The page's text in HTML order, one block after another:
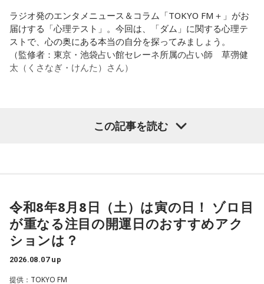
遠山：自分自身の内面をすごく辿って探っている曲ですよ
ね？
ほのか：はい。私は「自分自身を分かってみたい」という気
音楽体験とすごくつながっていて。
「あ、自分もバンドできるんだ」みたいな、そういうときの
ワクワク感のようなものが、いろんな不安や葛藤を飛び越え
ます。歌詞は自分と向き合っている部分も結構あるんですけ
ど、音像がかなり爽やかなので、そういうものを飛び越えて
と言っているんです。昔から「健全な身体に健全な精神宿
る」って言いますでしょう？
それは、例えばご病気の方とかはダメだとか、そういう風に
差別しているわけではなくてね。私達、コンディションが良
やっぱり、この世に生きている限りは、フィジカルなことっ
原。さらに、日常生活におけるコンディションづくりの重要
性を語ります。
江原：やっぱり、集中力が欠けちゃうしね。だからご飯を食
べて、新しいお家を建てればまたよく寝られたりすると思う
ラジオ発のエンタメニュース＆コラム「TOKYO FM＋」がお
届けする「心理テスト」。今回は、「ダム」に関する心理テ
ストで、心の奥にある本当の自分を探ってみましょう。
（監修者：東京・池袋占い館セレーネ所属の占い師 草彅健
太（くさなぎ・けんた）さん）
山奥の大きなダムを見学しているあなた。
さて、あなたが気になったのはどんなことですか？
次の中から近いものを1つ選んでください。
1． 水がこぼれてしまうことはないのか
2． こんなに水は必要なのか
3． ひび割れなど壊れる心配はないか
4． どうやって放水しているのか
この記事を読む
令和8年8月8日（土）は寅の日！ ゾロ目
が重なる注目の開運日のおすすめアク
ションは？
2026.08.07 up
提供：TOKYO FM